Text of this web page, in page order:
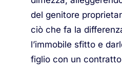
del genitore
ciò che fa la
l’immobile sfitto e
figlio con un